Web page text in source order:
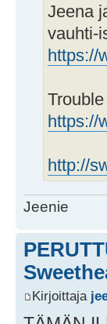
Jeena
vauhti-
https://
Trouble
https://
http://
Jeenie
Kirjoittaja